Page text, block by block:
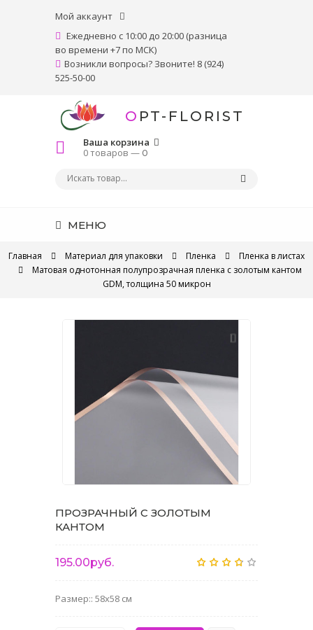
Мой аккаунт
Ежедневно с 10:00 до 20:00 (разница
во времени +7 по МСК)
Возникли вопросы? Звоните! 8 (924)
525-50-00
OPT-FLORIST
Ваша корзина
0 товаров —0
МЕНЮ
Главная Материал для упаковки Пленка
Пленка в листах
Матовая однотонная полупрозрачная пленка с золотым кантом
GDM, толщина 50 микрон
ПРОЗРАЧНЫЙ С ЗОЛОТЫМ
КАНТОМ
195.00руб.
Размер:: 58x58 см